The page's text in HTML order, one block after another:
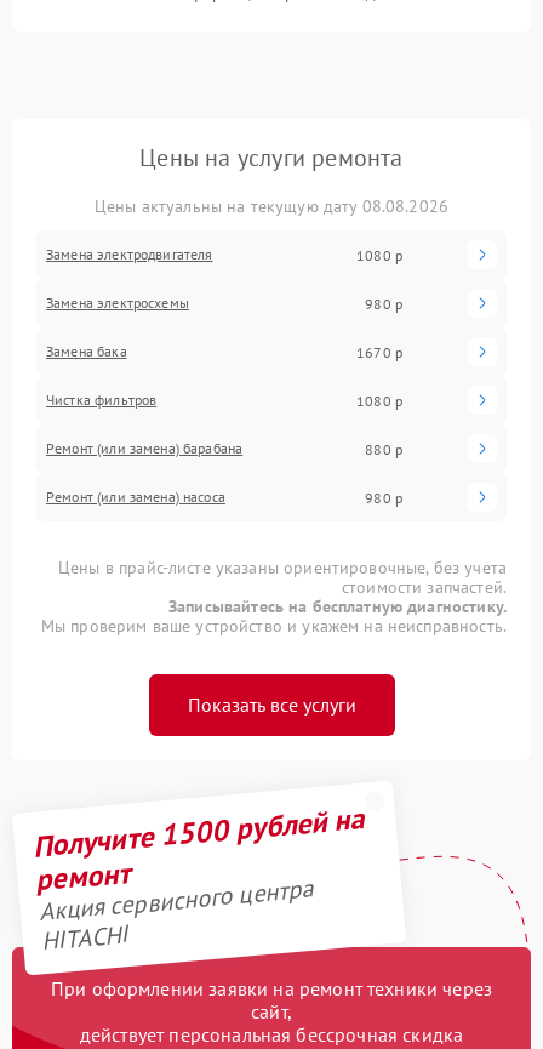
Цены на услуги ремонта
Цены актуальны на текущую дату 08.08.2026
Замена электродвигателя 1080 р
Замена электросхемы 980 р
Замена бака 1670 р
Чистка фильтров 1080 р
Ремонт (или замена) барабана 880 р
Ремонт (или замена) насоса 980 р
Цены в прайс-листе указаны ориентировочные, без учета
стоимости запчастей.
Записывайтесь на бесплатную диагностику.
Мы проверим ваше устройство и укажем на неисправность.
Показать все услуги
Получите 1500 рублей на
ремонт
Акция сервисного центра
HITACHI
При оформлении заявки на ремонт техники через
сайт,
действует персональная бессрочная скидка